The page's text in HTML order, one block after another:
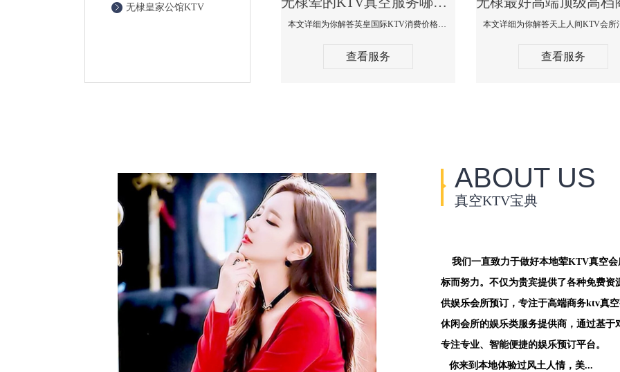
无棣皇家公馆KTV
本文详细为你解答英皇国际KTV消费价格点评，更多关于荤的KTV真空服务哪家好免费咨询156-5656-9542微信同步！
查看服务 查看服务
ABOUT US
真空KTV宝典
我们一直致力于做好本地荤KTV真空
标而努力。不仅为贵宾提供了各种免费
供娱乐会所预订，专注于高端商务ktv真
休闲会所的娱乐类服务提供商，通过基
专注专业、智能便捷的娱乐预订平台。
你来到本地体验过风土人情，美...